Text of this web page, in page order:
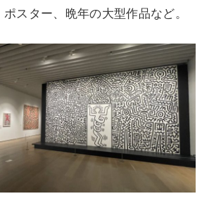
スター、晩年の大型作品など。